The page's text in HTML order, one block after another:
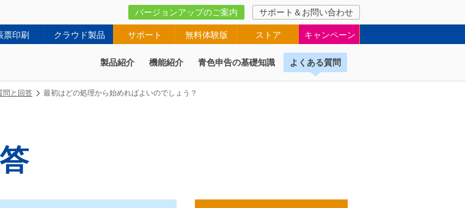
バージョンアップのご案内 サポート＆お問い合わせ
票印刷 クラウド製品 サポート 無料体験版 ストア キャンペーン
製品紹介 機能紹介 青色申告の基礎知識 よくある質問
問と回答 最初はどの処理から始めればよいのでしょう？